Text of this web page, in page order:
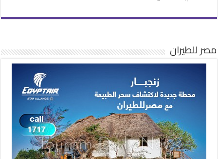
مصر للطيران